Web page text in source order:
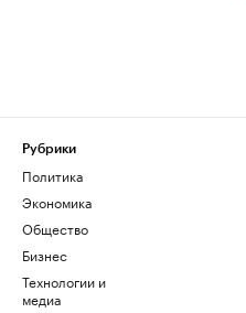
Рубрики
Политика
Экономика
Общество
Бизнес
Технологии и
медиа